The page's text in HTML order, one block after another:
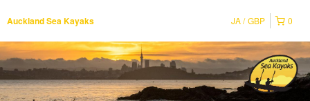
Auckland Sea Kayaks 0
JA GBP